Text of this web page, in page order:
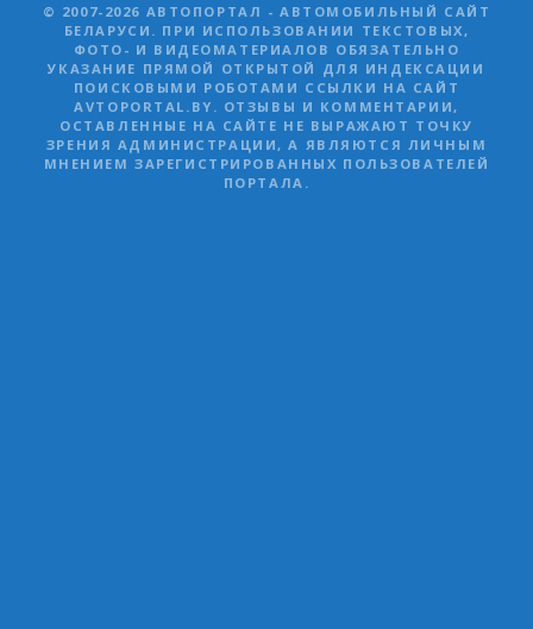
© 2007-2026 АВТОПОРТАЛ - АВТОМОБИЛЬНЫЙ САЙТ
БЕЛАРУСИ. ПРИ ИСПОЛЬЗОВАНИИ ТЕКСТОВЫХ,
ФОТО- И ВИДЕОМАТЕРИАЛОВ ОБЯЗАТЕЛЬНО
УКАЗАНИЕ ПРЯМОЙ ОТКРЫТОЙ ДЛЯ ИНДЕКСАЦИИ
ПОИСКОВЫМИ РОБОТАМИ ССЫЛКИ НА САЙТ
AVTOPORTAL.BY. ОТЗЫВЫ И КОММЕНТАРИИ,
ОСТАВЛЕННЫЕ НА САЙТЕ НЕ ВЫРАЖАЮТ ТОЧКУ
ЗРЕНИЯ АДМИНИСТРАЦИИ, А ЯВЛЯЮТСЯ ЛИЧНЫМ
МНЕНИЕМ ЗАРЕГИСТРИРОВАННЫХ ПОЛЬЗОВАТЕЛЕЙ
ПОРТАЛА.